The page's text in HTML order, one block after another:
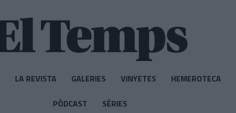
LA REVISTA GALERIES VINYETES HEMEROTECA
PÒDCAST SÈRIES